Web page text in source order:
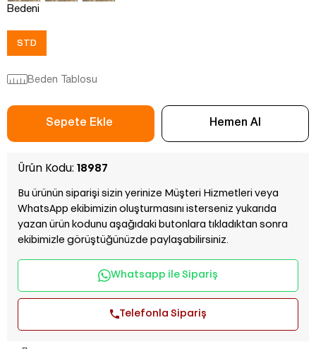
Bedeni
STD
Beden Tablosu
Ürün Kodu: 18987
Bu ürünün siparişi sizin yerinize Müşteri Hizmetleri veya
WhatsApp ekibimizin oluşturmasını isterseniz yukarıda
yazan ürün kodunu aşağıdaki butonlara tıkladıktan sonra
ekibimizle görüştüğünüzde paylaşabilirsiniz.
Whatsapp ile Sipariş
Telefonla Sipariş